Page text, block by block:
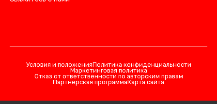
Условия и положенияПолитика конфиденциальности
Маркетинговая политика
Отказ от ответственности по авторским правам
Партнёрская программаКарта сайта